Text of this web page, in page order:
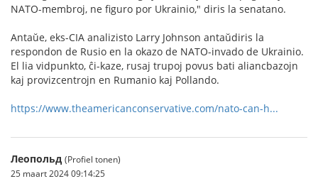
NATO-membroj, ne figuro por Ukrainio," diris la senatano.
Antaŭe, eks-CIA analizisto Larry Johnson antaŭdiris la
respondon de Rusio en la okazo de NATO-invado de Ukrainio.
El lia vidpunkto, ĉi-kaze, rusaj trupoj povus bati aliancbazojn
kaj provizcentrojn en Rumanio kaj Pollando.
https://www.theamericanconservative.com/nato-can-h...
Леопольд (Profiel tonen)
25 maart 2024 09:14:25